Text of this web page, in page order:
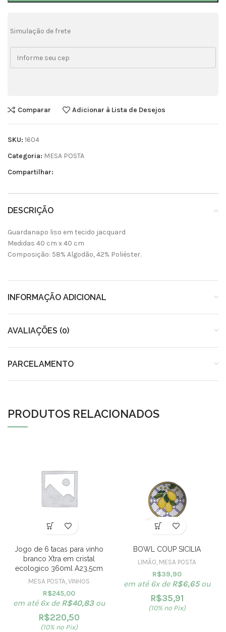
Simulação de frete
Comparar Adicionar à Lista de Desejos
SKU: 1604
Categoria: MESA POSTA
Compartilhar:
DESCRIÇÃO
Guardanapo liso em tecido jacquard
Medidas 40 cm x 40 cm
Composição: 58% Algodão, 42% Poliéster.
INFORMAÇÃO ADICIONAL
AVALIAÇÕES (0)
PARCELAMENTO
PRODUTOS RELACIONADOS
Jogo de 6 tacas para vinho
branco Xtra em cristal
ecologico 360ml A23,5cm
MESA POSTA, VINHOS
R$245,00
em até 6x de R$40,83ou
R$220,50
(10% no Pix)
BOWL COUP SICILIA
LIMÃO, MESA POSTA
R$39,90
em até 6x de R$6,65ou
R$35,91
(10% no Pix)